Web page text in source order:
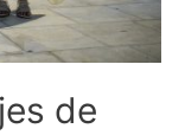
de